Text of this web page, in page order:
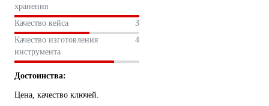
хранения
Качество кейса
3
Качество изготовления
инструмента
4
Достоинства:
Цена, качество ключей.